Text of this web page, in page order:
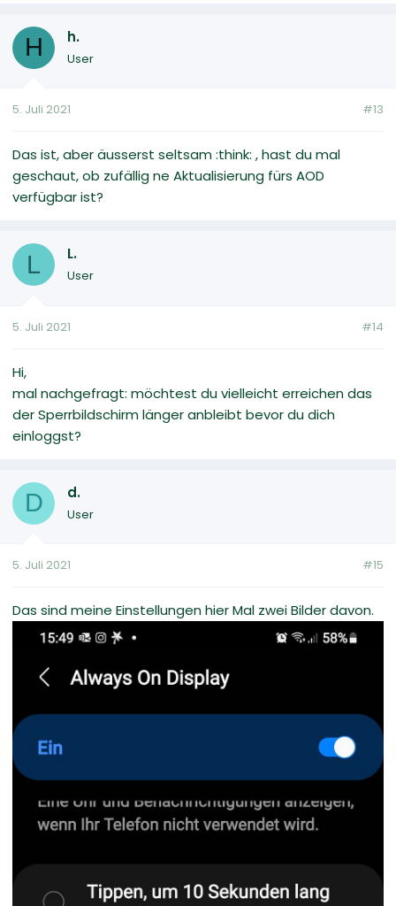
H h.
User
5. Juli 2021 #13
Das ist, aber äusserst seltsam :think: , hast du mal
geschaut, ob zufällig ne Aktualisierung fürs AOD
verfügbar ist?
L L.
User
5. Juli 2021 #14
Hi,
mal nachgefragt: möchtest du vielleicht erreichen das
der Sperrbildschirm länger anbleibt bevor du dich
einloggst?
D d.
User
5. Juli 2021 #15
Das sind meine Einstellungen hier Mal zwei Bilder davon.